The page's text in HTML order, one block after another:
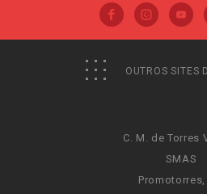
OUTROS SITES
C. M. de Torres
SMAS
Promotorres,